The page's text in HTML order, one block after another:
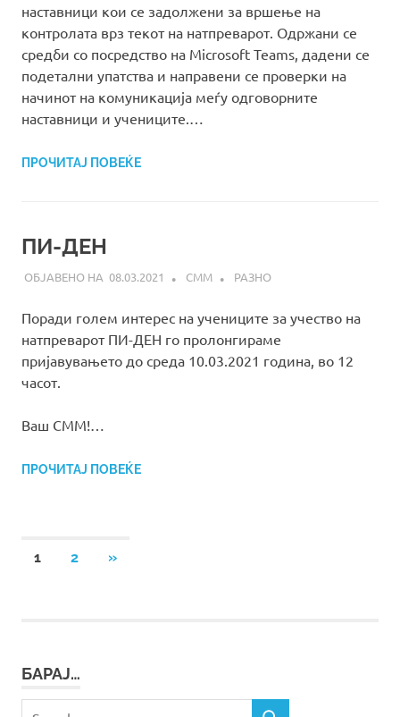
наставници кои се задолжени за вршење на
контролата врз текот на натпреварот. Одржани се
средби со посредство на Microsoft Teams, дадени се
подетални упатства и направени се проверки на
начинот на комуникација меѓу одговорните
наставници и учениците.…
ПРОЧИТАЈ ПОВЕЌЕ
ПИ-ДЕН
08.03.2021 СММ РАЗНО
Поради голем интерес на учениците за учество на
натпреварот ПИ-ДЕН го пролонгираме
пријавувањето до среда 10.03.2021 година, во 12
часот.
Ваш СММ!…
ПРОЧИТАЈ ПОВЕЌЕ
Posts
1 2
NEXT
»
БАРАЈ…